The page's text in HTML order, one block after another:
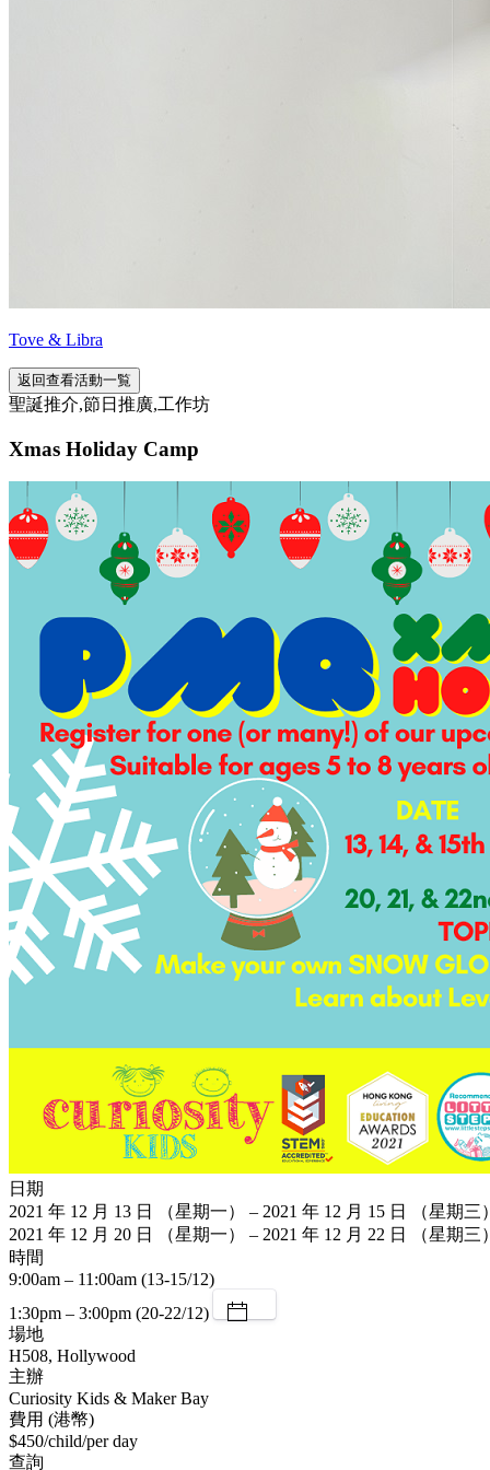
Tove & Libra
返回查看活動一覧
聖誕推介,節日推廣,工作坊
Xmas Holiday Camp
日期
2021 年 12 月 13 日 （星期一） – 2021 年 12 月 15 日 （星期三
2021 年 12 月 20 日 （星期一） – 2021 年 12 月 22 日 （星期三
時間
9:00am – 11:00am (13-15/12)
1:30pm – 3:00pm (20-22/12)
場地
H508, Hollywood
主辦
Curiosity Kids & Maker Bay
費用 (港幣)
$450/child/per day
查詢